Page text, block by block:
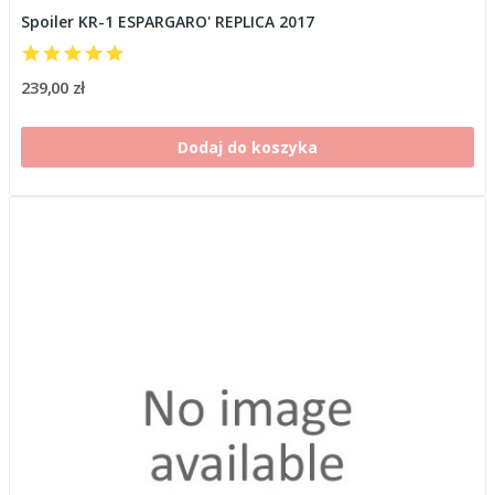
Spoiler KR-1 ESPARGARO' REPLICA 2017
239,00 zł
Dodaj do koszyka